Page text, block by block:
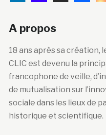
A propos
18 ans après sa création,
CLIC est devenu la
francophone de veille,
de mutualisation sur
sociale dans les lieux de
historique et scientifique.